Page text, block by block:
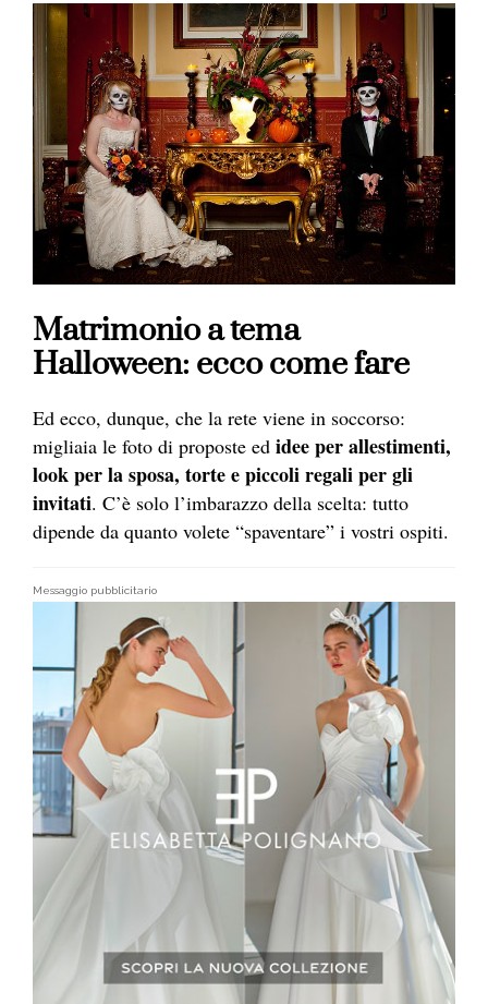
Matrimonio a tema
Halloween: ecco come fare
Ed ecco, dunque, che la rete viene in soccorso:
migliaia le foto di proposte ed idee per allestimenti,
look per la sposa, torte e piccoli regali per gli
invitati. C’è solo l’imbarazzo della scelta: tutto
dipende da quanto volete “spaventare” i vostri ospiti.
Messaggio pubblicitario